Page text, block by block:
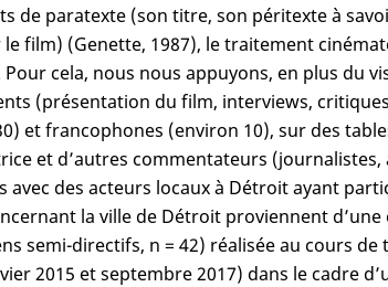
de paratexte (son titre, son péritexte à
film) (Genette, 1987), le traitement
cela, nous nous appuyons, en plus du
(présentation du film, interviews,
et francophones (environ 10), sur des
et d’autres commentateurs
avec des acteurs locaux à Détroit ayant
la ville de Détroit proviennent
semi-directifs, n = 42) réalisée au cours
2015 et septembre 2017) dans le cadre